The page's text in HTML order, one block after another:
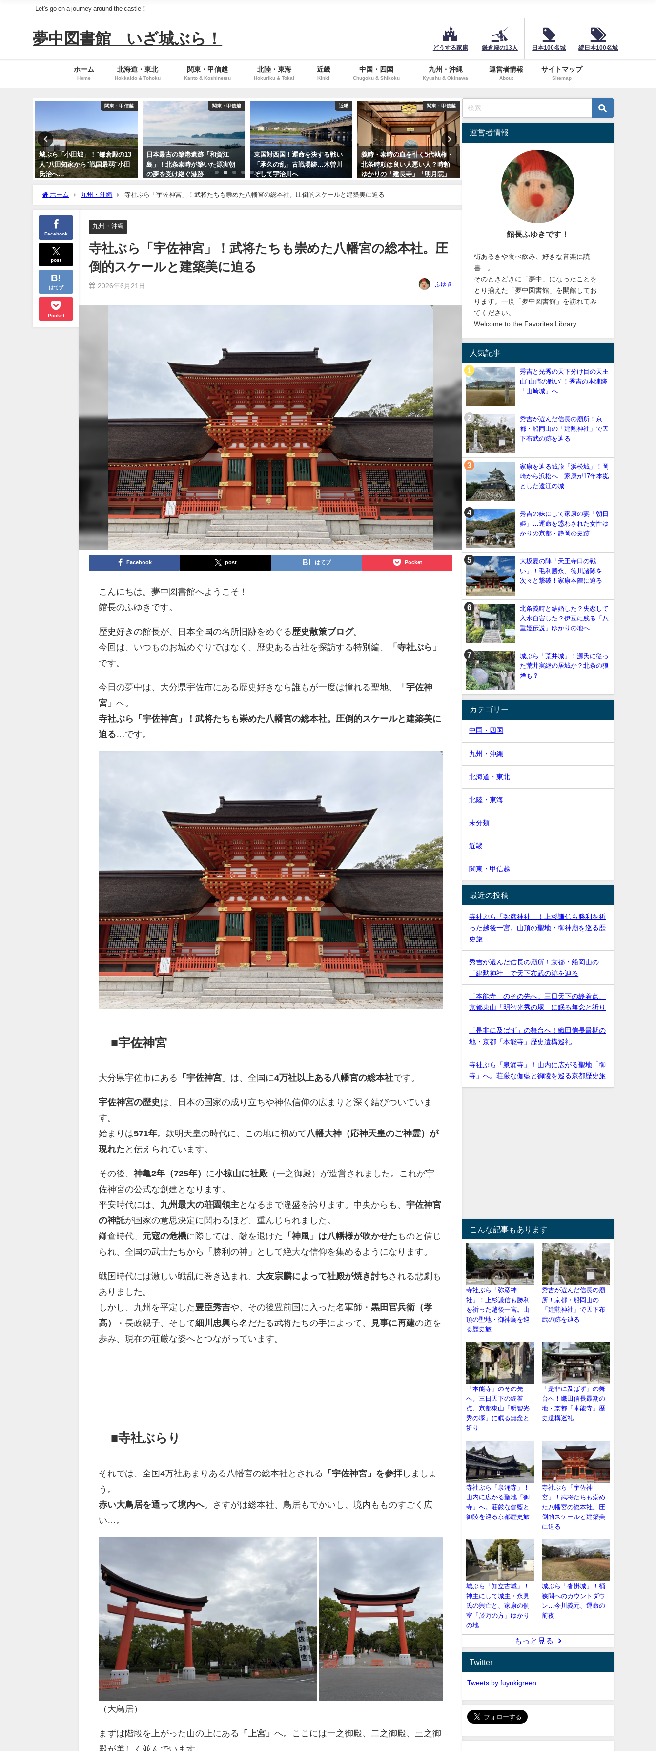
Let's go on a journey around the castle！
夢中図書館 いざ城ぶら！
どうする家康 鎌倉殿の13人 日本100名城 続日本100名城
ホーム
Home
北海道・東北
Hokkaido & Tohoku
関東・甲信越
Kanto & Koshinetsu
北陸・東海
Hokuriku & Tokai
近畿
Kinki
中国・四国
Chugoku & Shikoku
九州・沖縄
Kyushu & Okinawa
運営者情報
About
サイトマップ
Sitemap
関東・甲信越
日本最古の築港遺跡「和賀江
島」！北条泰時が築いた源実朝
の夢を受け継ぐ港跡
近畿
東国対西国！運命を決する戦い
「承久の乱」古戦場跡…木曽川
そして宇治川へ
関東・甲信越
義時・泰時の血を引く5代執権・
北条時頼は良い人悪い人？時頼
ゆかりの「建長寺」「明月院」
関東・甲信越
尼御台！建国の母！尼将軍！北
条政子ゆかりの鎌倉「寿福寺」
「安養院」
城ぶら「大蔵館跡」！源氏一族
の相克はかくも激しく…源義仲
ホーム 九州・沖縄 寺社ぶら「宇佐神宮」！武将たちも崇めた八幡宮の総本社。圧倒的スケールと建築美に迫る
Facebook
post
はてブ
Pocket
九州・沖縄
寺社ぶら「宇佐神宮」！武将たちも崇めた八幡宮の総本社。圧
倒的スケールと建築美に迫る
2026年6月21日 ふゆき
Facebook post はてブ Pocket
こんにちは。夢中図書館へようこそ！
館長のふゆきです。
歴史好きの館長が、日本全国の名所旧跡をめぐる歴史散策ブログ。
今回は、いつものお城めぐりではなく、歴史ある古社を探訪する特別編、
「寺社ぶら」
です。
今日の夢中は、大分県宇佐市にある歴史好きなら誰もが一度は憧れる聖地、
「宇佐神
宮」へ。
寺社ぶら「宇佐神宮」！武将たちも崇めた八幡宮の総本社。圧倒的スケールと建築美に
迫る…です。
■宇佐神宮
大分県宇佐市にある 「宇佐神宮」 は、全国に4万社以上ある八幡宮の総本社です。
宇佐神宮の歴史は、日本の国家の成り立ちや神仏信仰の広まりと深く結びついていま
す。
始まりは571年。欽明天皇の時代に、この地に初めて 八幡大神（応神天皇のご神霊）が
現れた と伝えられています。
その後、神亀2年（725年） に小椋山に社殿（一之御殿）が造営されました。これが宇
佐神宮の公式な創建となります。
平安時代には、 九州最大の荘園領主となるまで隆盛を誇ります。中央からも、宇佐神宮
の神託が国家の意思決定に関わるほど、重んじられました。
鎌倉時代、 元寇の危機に際しては、敵を退けた 「神風」は八幡様が吹かせた ものと信じ
られ、全国の武士たちから「勝利の神」として絶大な信仰を集めるようになります。
戦国時代には激しい戦乱に巻き込まれ、 大友宗麟によって社殿が焼き討ちされる悲劇も
ありました。
しかし、九州を平定した豊臣秀吉や、その後豊前国に入った名軍師・黒田官兵衛（孝
高）
・長政親子、そして細川忠興ら名だたる武将たちの手によって、 見事に再建の道を
歩み、現在の荘厳な姿へとつながっています。
■寺社ぶらり
それでは、全国4万社あまりある八幡宮の総本社とされる 「宇佐神宮」を参拝しましょ
う。
赤い大鳥居を通って境内へ。さすがは総本社、鳥居もでかいし、境内もものすごく広
い…。
（大鳥居）
まずは階段を上がった山の上にある 「上宮」へ。ここには一之御殿、二之御殿、三之御
殿が美しく並んでいます。
運営者情報
館長ふゆきです！
街あるきや食べ飲み、好きな音楽に読
書…。
そのときどきに「夢中」になったことを
とり揃えた「夢中図書館」を開館してお
ります。一度「夢中図書館」を訪れてみ
てください。
Welcome to the Favorites Library…
人気記事
秀吉と光秀の天下分け目の天王
山"山崎の戦い"！秀吉の本陣跡
「山崎城」へ
秀吉が選んだ信長の廟所！京
都・船岡山の「建勲神社」で天
下布武の跡を辿る
家康を辿る城旅「浜松城」！岡
崎から浜松へ…家康が17年本拠
とした遠江の城
秀吉の妹にして家康の妻「朝日
姫」…運命を惑わされた女性ゆ
かりの京都・静岡の史跡
大坂夏の陣「天王寺口の戦
い」！毛利勝永、徳川諸隊を
次々と撃破！家康本陣に迫る
北条義時と結婚した？失恋して
入水自害した？伊豆に残る「八
重姫伝説」ゆかりの地へ
城ぶら「荒井城」！源氏に従っ
た荒井実継の居城か？北条の狼
煙も？
カテゴリー
中国・四国
九州・沖縄
北海道・東北
北陸・東海
未分類
近畿
関東・甲信越
最近の投稿
寺社ぶら「弥彦神社」！上杉謙信も勝利を祈
った越後一宮。山頂の聖地・御神廟を巡る歴
史旅
秀吉が選んだ信長の廟所！京都・船岡山の
「建勲神社」で天下布武の跡を辿る
「本能寺」のその先へ。三日天下の終着点、
京都東山「明智光秀の塚」に眠る無念と祈り
「是非に及ばず」の舞台へ！織田信長最期の
地・京都「本能寺」歴史遺構巡礼
寺社ぶら「泉涌寺」！山内に広がる聖地「御
寺」へ。荘厳な伽藍と御陵を巡る京都歴史旅
こんな記事もあります
寺社ぶら「弥彦神
社」！上杉謙信も勝利
を祈った越後一宮。山
頂の聖地・御神廟を巡
る歴史旅
秀吉が選んだ信長の廟
所！京都・船岡山の
「建勲神社」で天下布
武の跡を辿る
「本能寺」のその先
へ。三日天下の終着
点、京都東山「明智光
秀の塚」に眠る無念と
祈り
「是非に及ばず」の舞
台へ！織田信長最期の
地・京都「本能寺」歴
史遺構巡礼
寺社ぶら「泉涌寺」！
山内に広がる聖地「御
寺」へ。荘厳な伽藍と
御陵を巡る京都歴史旅
寺社ぶら「宇佐神
宮」！武将たちも崇め
た八幡宮の総本社。圧
倒的スケールと建築美
に迫る
城ぶら「知立古城」！
神主にして城主・永見
氏の興亡と、家康の側
室「於万の方」ゆかり
の地
城ぶら「沓掛城」！桶
狭間へのカウントダウ
ン…今川義元、運命の
前夜
もっと見る
Twitter
Tweets by fuyukigreen